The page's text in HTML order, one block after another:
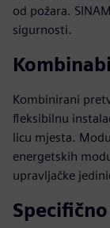
od požara.
sigurnosti.
Kombinirani
fleksibilnu
licu mjesta.
energetskih
upravljačke